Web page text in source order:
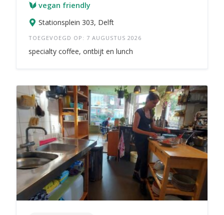
vegan friendly
Stationsplein 303, Delft
TOEGEVOEGD OP: 7 AUGUSTUS 2026
specialty coffee, ontbijt en lunch